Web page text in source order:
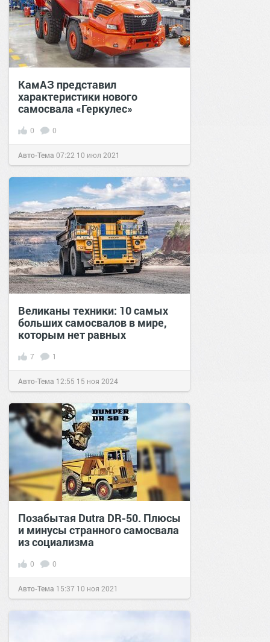
КамАЗ представил
характеристики нового
самосвала «Геркулес»
0 0
Авто-Тема 07:22 10 июл 2021
Великаны техники: 10 самых
больших самосвалов в мире,
которым нет равных
7 1
Авто-Тема 12:55 15 ноя 2024
Позабытая Dutra DR-50. Плюсы
и минусы странного самосвала
из социализма
0 0
Авто-Тема 15:37 10 ноя 2021